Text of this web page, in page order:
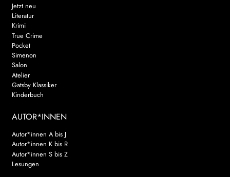
Jetzt neu
Literatur
Krimi
True Crime
Pocket
Simenon
Salon
Atelier
Gatsby Klassiker
Kinderbuch
AUTOR*INNEN
Autor*innen A bis J
Autor*innen K bis R
Autor*innen S bis Z
Lesungen